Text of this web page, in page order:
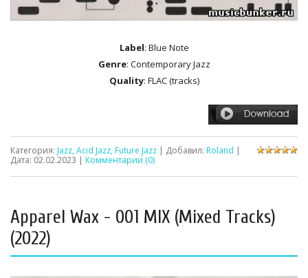
Label: Blue Note
Genre: Contemporary Jazz
Quality: FLAC (tracks)
Категория: Jazz, Acid Jazz, Future Jazz | Добавил: Roland |
Дата: 02.02.2023 | Комментарии (0)
Apparel Wax - 001 MIX (Mixed Tracks)
(2022)